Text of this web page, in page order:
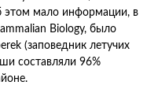
этом мало информации, в
Biology, было
(заповедник летучих
составляли 96%